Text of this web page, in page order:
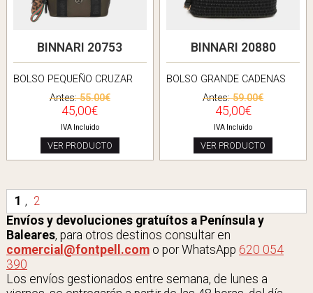
BINNARI 20753
BOLSO PEQUEÑO CRUZAR
Antes:55.00€
45,00€
IVA Incluido
VER PRODUCTO
BINNARI 20880
BOLSO GRANDE CADENAS
Antes:59.00€
45,00€
IVA Incluido
VER PRODUCTO
1 , 2
Envíos y devoluciones gratuítos a Península y
Baleares, para otros destinos consultar en
comercial@fontpell.como por WhatsApp 620 054
390
Los envíos gestionados entre semana, de lunes a